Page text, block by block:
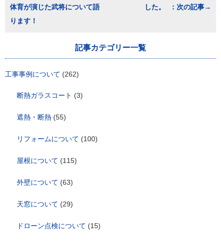
ビ
ー
体育が演じた武将について語
ります！
した。
記事カテゴリー一覧
工事事例について (262)
断熱ガラスコート (3)
遮熱・断熱 (55)
リフォームについて (100)
屋根について (115)
外壁について (63)
天窓について (29)
ドローン点検について (15)